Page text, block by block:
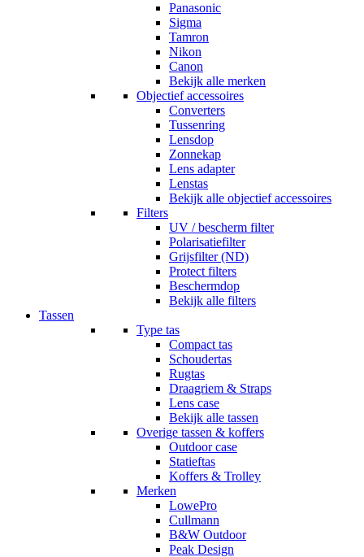
Panasonic
Sigma
Tamron
Nikon
Canon
Bekijk alle merken
Objectief accessoires
Converters
Tussenring
Lensdop
Zonnekap
Lens adapter
Lenstas
Bekijk alle objectief accessoires
Filters
UV / bescherm filter
Polarisatiefilter
Grijsfilter (ND)
Protect filters
Beschermdop
Bekijk alle filters
Tassen
Type tas
Compact tas
Schoudertas
Rugtas
Draagriem & Straps
Lens case
Bekijk alle tassen
Overige tassen & koffers
Outdoor case
Statieftas
Koffers & Trolley
Merken
LowePro
Cullmann
B&W Outdoor
Peak Design